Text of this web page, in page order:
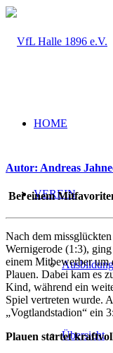
HOME
VEREIN
Übersicht
Autor: Andreas
Bei einem
Nach dem
Wernigerode (1:3),
einem Mitbewerber um
Plauen. Dabei kam es
Kind, während ein
Spiel vertreten wurde.
„Vogtlandstadion“ ein
Plauen startet